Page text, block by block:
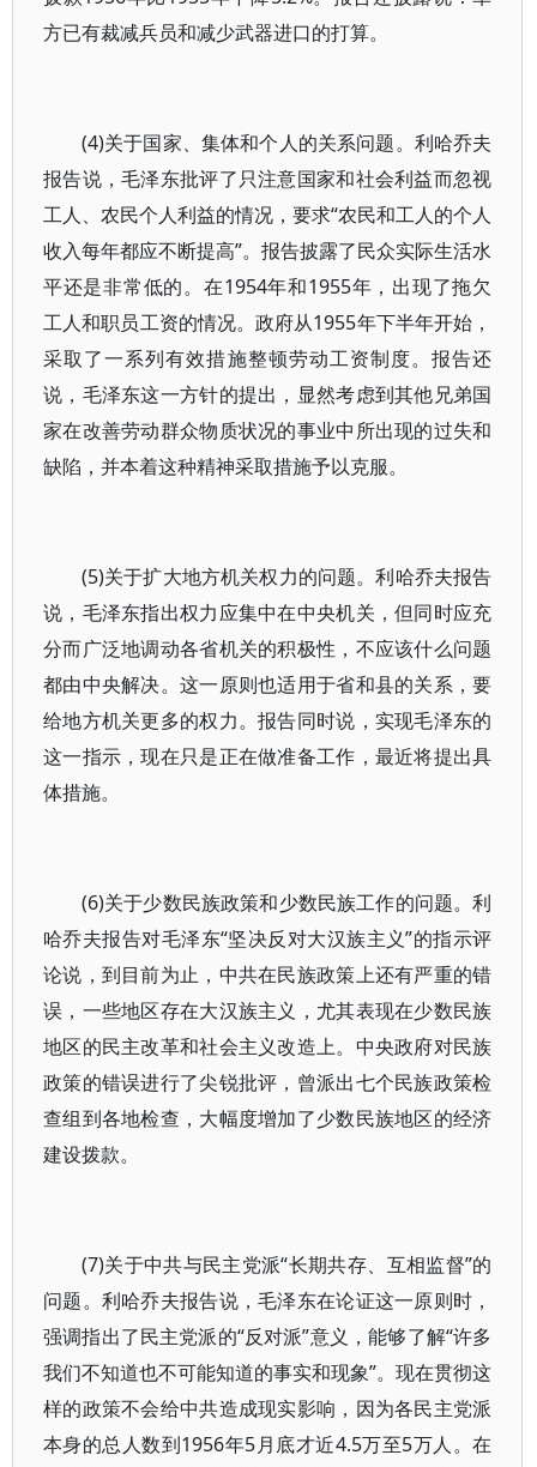
方已有裁减兵员和减少武器进口的打算。
(4)关于国家、集体和个人的关系问题。利哈乔夫
报告说，毛泽东批评了只注意国家和社会利益而忽视
工人、农民个人利益的情况，要求“农民和工人的个人
收入每年都应不断提高”。报告披露了民众实际生活水
平还是非常低的。在1954年和1955年，出现了拖欠
工人和职员工资的情况。政府从1955年下半年开始，
采取了一系列有效措施整顿劳动工资制度。报告还
说，毛泽东这一方针的提出，显然考虑到其他兄弟国
家在改善劳动群众物质状况的事业中所出现的过失和
缺陷，并本着这种精神采取措施予以克服。
(5)关于扩大地方机关权力的问题。利哈乔夫报告
说，毛泽东指出权力应集中在中央机关，但同时应充
分而广泛地调动各省机关的积极性，不应该什么问题
都由中央解决。这一原则也适用于省和县的关系，要
给地方机关更多的权力。报告同时说，实现毛泽东的
这一指示，现在只是正在做准备工作，最近将提出具
体措施。
(6)关于少数民族政策和少数民族工作的问题。利
哈乔夫报告对毛泽东“坚决反对大汉族主义”的指示评
论说，到目前为止，中共在民族政策上还有严重的错
误，一些地区存在大汉族主义，尤其表现在少数民族
地区的民主改革和社会主义改造上。中央政府对民族
政策的错误进行了尖锐批评，曾派出七个民族政策检
查组到各地检查，大幅度增加了少数民族地区的经济
建设拨款。
(7)关于中共与民主党派“长期共存、互相监督”的
问题。利哈乔夫报告说，毛泽东在论证这一原则时，
强调指出了民主党派的“反对派”意义，能够了解“许多
我们不知道也不可能知道的事实和现象”。现在贯彻这
样的政策不会给中共造成现实影响，因为各民主党派
本身的总人数到1956年5月底才近4.5万至5万人。在